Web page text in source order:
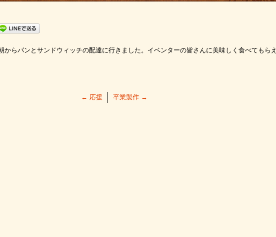
からパンとサンドウィッチの配達に行きました。イベンターの皆さんに美味しく食べてもらえ
← 応援 卒業製作 →